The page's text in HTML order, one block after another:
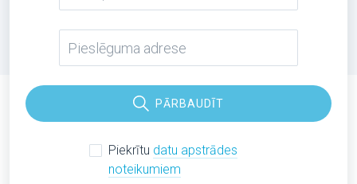
PĀRBAUDĪT
Piekrītu datu apstrādes
noteikumiem